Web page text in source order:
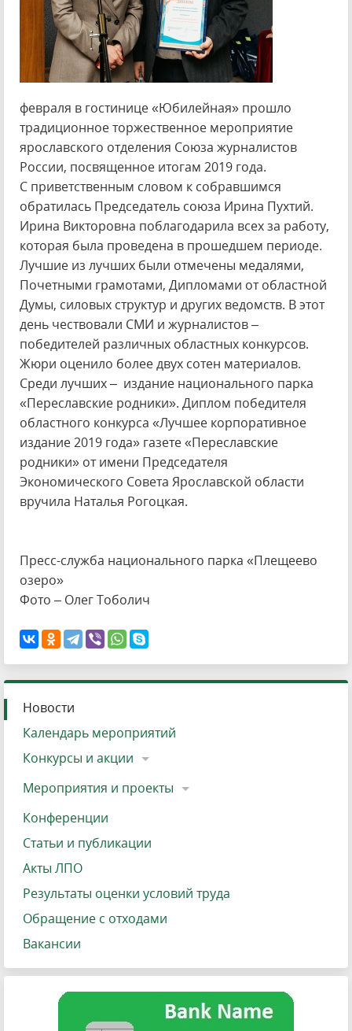
февраля в гостинице «Юбилейная» прошло
традиционное торжественное мероприятие
ярославского отделения Союза журналистов
России, посвященное итогам 2019 года.
С приветственным словом к собравшимся
обратилась Председатель союза Ирина Пухтий.
Ирина Викторовна поблагодарила всех за работу,
которая была проведена в прошедшем периоде.
Лучшие из лучших были отмечены медалями,
Почетными грамотами, Дипломами от областной
Думы, силовых структур и других ведомств. В этот
день чествовали СМИ и журналистов –
победителей различных областных конкурсов.
Жюри оценило более двух сотен материалов.
Среди лучших – издание национального парка
«Переславские родники». Диплом победителя
областного конкурса «Лучшее корпоративное
издание 2019 года» газете «Переславские
родники» от имени Председателя
Экономического Совета Ярославской области
вручила Наталья Рогоцкая.
Пресс-служба национального парка «Плещеево
озеро»
Фото – Олег Тоболич
Новости
Календарь мероприятий
Конкурсы и акции
Мероприятия и проекты
Конференции
Статьи и публикации
Акты ЛПО
Результаты оценки условий труда
Обращение с отходами
Вакансии